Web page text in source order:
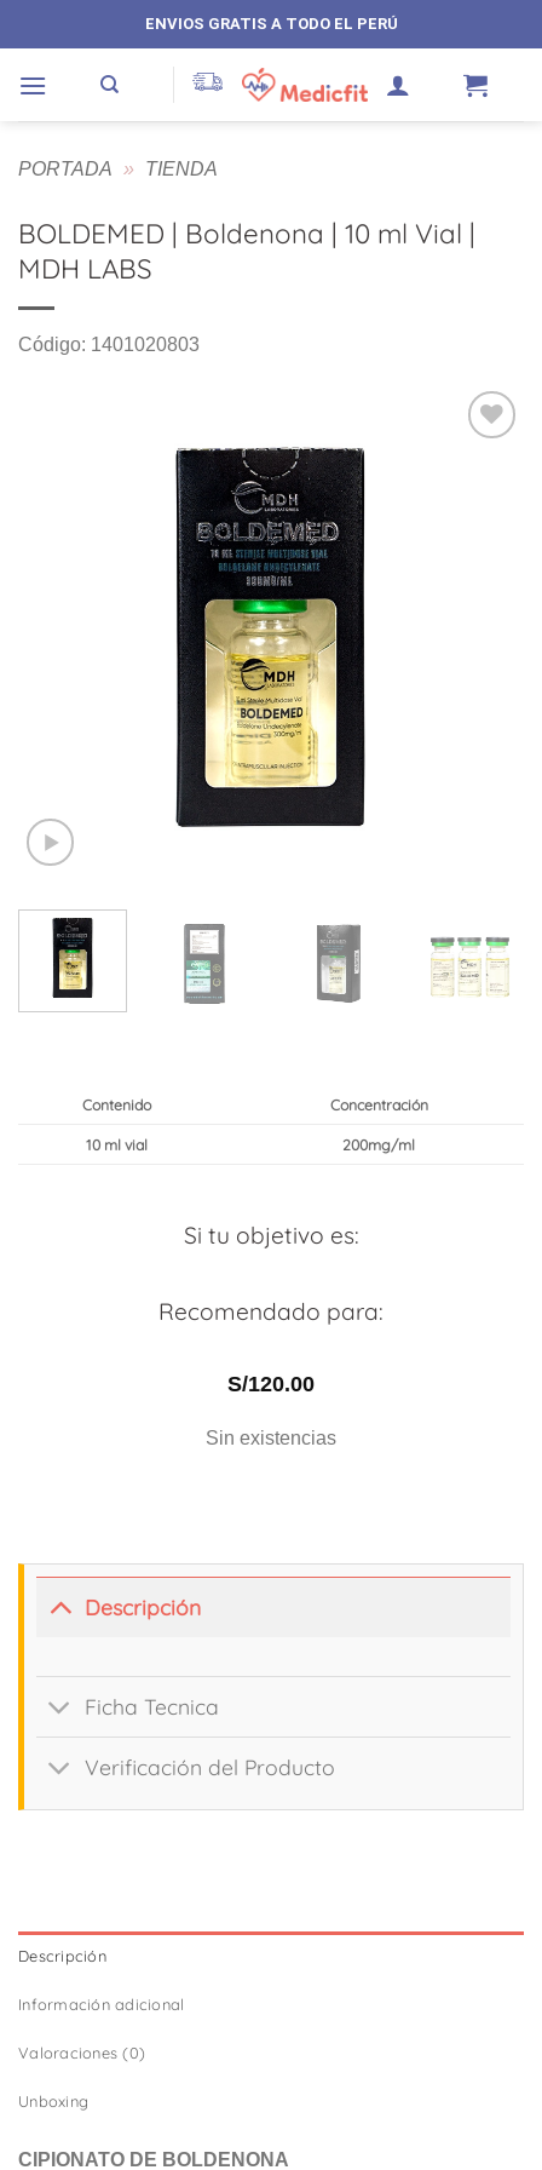
al
contenido
ENVIOS GRATIS A TODO EL PERÚ
PORTADA » TIENDA
BOLDEMED | Boldenona | 10 ml Vial |
MDH LABS
Código: 1401020803
Contenido Concentración
10 ml vial 200mg/ml
Si tu objetivo es:
Recomendado para:
S/120.00
Sin existencias
Descripción
Ficha Tecnica
Verificación del Producto
Descripción
Información adicional
Valoraciones (0)
Unboxing
CIPIONATO DE BOLDENONA